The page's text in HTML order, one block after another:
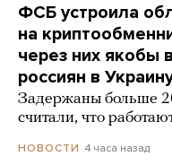
ФСБ устроила
на
через них якобы
россиян в
Задержаны больше
считали, что
НОВОСТИ 4 часа назад